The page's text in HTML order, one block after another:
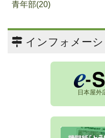
青年部(20)
インフォメーシ
日本屋外